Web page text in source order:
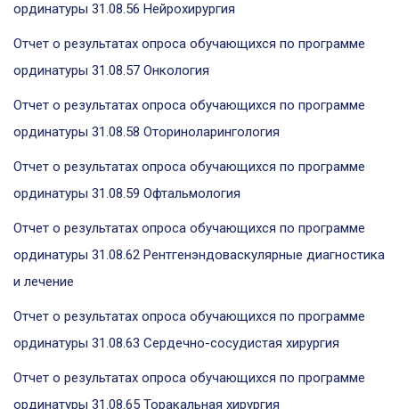
ординатуры 31.08.56 Нейрохирургия
Отчет о результатах опроса обучающихся по программе
ординатуры 31.08.57 Онкология
Отчет о результатах опроса обучающихся по программе
ординатуры 31.08.58 Оториноларингология
Отчет о результатах опроса обучающихся по программе
ординатуры 31.08.59 Офтальмология
Отчет о результатах опроса обучающихся по программе
ординатуры 31.08.62 Рентгенэндоваскулярные диагностика
и лечение
Отчет о результатах опроса обучающихся по программе
ординатуры 31.08.63 Сердечно-сосудистая хирургия
Отчет о результатах опроса обучающихся по программе
ординатуры 31.08.65 Торакальная хирургия